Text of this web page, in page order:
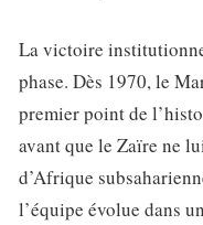
La victoire
phase. Dès 1970, le
premier point de
avant que le Zaïre ne
d’Afrique
l’équipe évolue dans